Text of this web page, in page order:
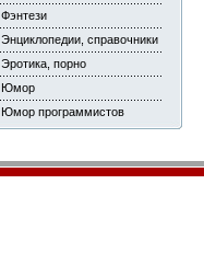
Фэнтези
Энциклопедии, справочники
Эротика, порно
Юмор
Юмор программистов